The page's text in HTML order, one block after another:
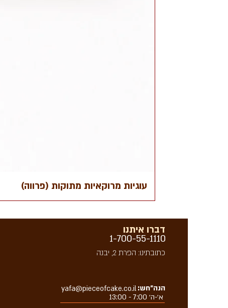
עוגיות מרוקאיות מתוקות (פרווה)
דברו איתנו
כתובתינו: הפרת 2, יבנה
1-700-55-1110
הנה״חש:yafa@pieceofcake.co.il
א׳-ה׳ 7:00 - 13:00